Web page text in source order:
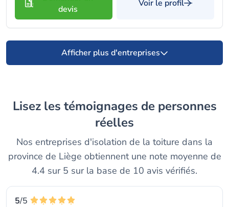
devis
Voir le profil
Afficher plus d'entreprises
Lisez les témoignages de personnes
réelles
Nos entreprises d'isolation de la toiture dans la
province de Liège obtiennent une note moyenne de
4.4 sur 5 sur la base de 10 avis vérifiés.
5/5